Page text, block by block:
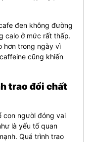
đen không đường
calo ở mức rất thấp.
hơn trong ngày vì
cũng khiến
trao đổi chất
con người đóng vai
là yếu tố quan
Quá trình trao